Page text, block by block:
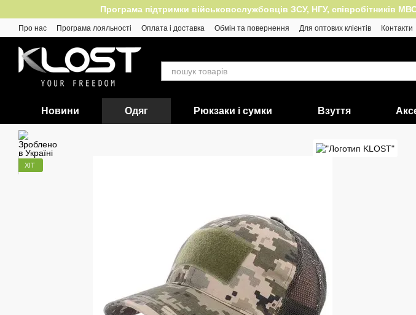
Перейти до основного контентуПрограма підтримки військовослужбовців ЗСУ, НГУ, співробітників
Про нас Програма лояльності Оплата і доставка Обмін та повернення Для оптових клієнтів Контакти
Новини Одяг Рюкзаки і сумки Взуття
ХІТ